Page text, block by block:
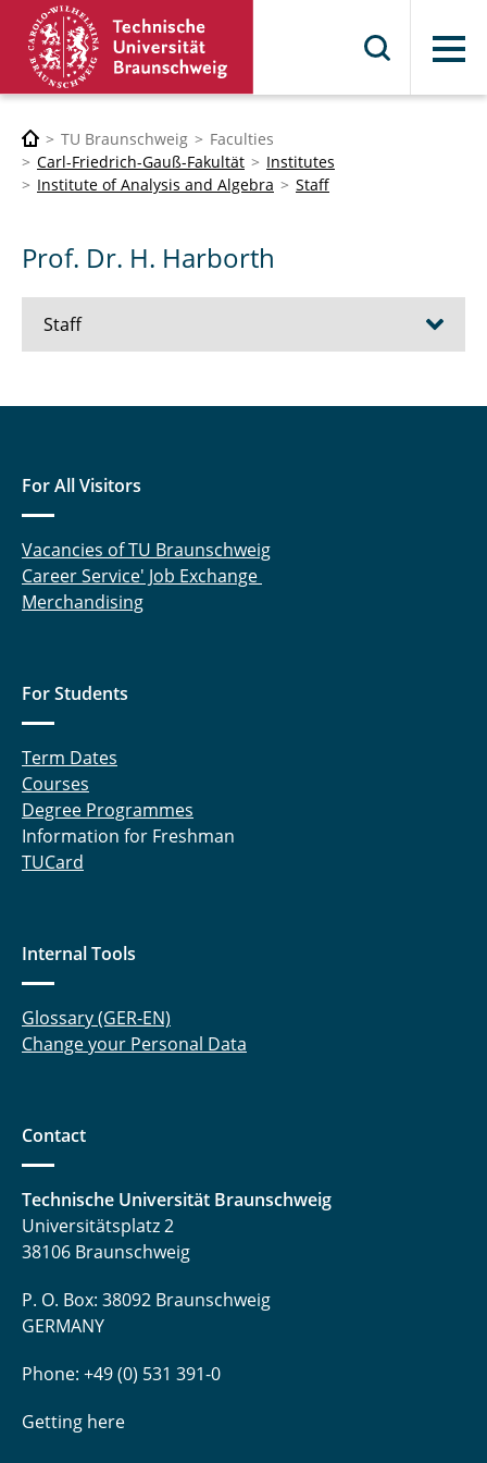
Menu
TU Braunschweig
Faculties
Carl-Friedrich-Gauß-Fakultät
Institutes
Institute of Analysis and Algebra
Staff
Prof. Dr. H. Harborth
Staff
Prof. Dr. B. Eick
Prof. Dr. H. Harborth
Prof. Dr. J. Hoppe
Prof. Dr. R. Löwen
Prof. Dr. K.-J. Wirths
PD Dr. Konstantin Merz
Dr. Budsaraphorn Tanmuiho
Óscar Fernández Ayala
Matthias Herdzik
Jonas Naumann
Birte Ostermann
Henrik Schanze
For All Visitors
Vacancies of TU Braunschweig
Career Service' Job Exchange
Merchandising
For Students
Term Dates
Courses
Degree Programmes
Information for Freshman
TUCard
Internal Tools
Glossary (GER-EN)
Change your Personal Data
Contact
Technische Universität Braunschweig
Universitätsplatz 2
38106 Braunschweig
P. O. Box: 38092 Braunschweig
GERMANY
Phone: +49 (0) 531 391-0
Getting here